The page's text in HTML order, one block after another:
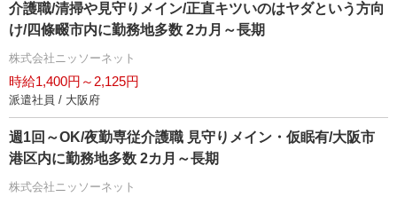
介護職/清掃や見守りメイン/正直キツいのはヤダという方向
け/四條畷市内に勤務地多数 2カ月～長期
株式会社ニッソーネット
時給1,400円～2,125円
派遣社員 / 大阪府
週1回～OK/夜勤専従介護職 見守りメイン・仮眠有/大阪市
港区内に勤務地多数 2カ月～長期
株式会社ニッソーネット